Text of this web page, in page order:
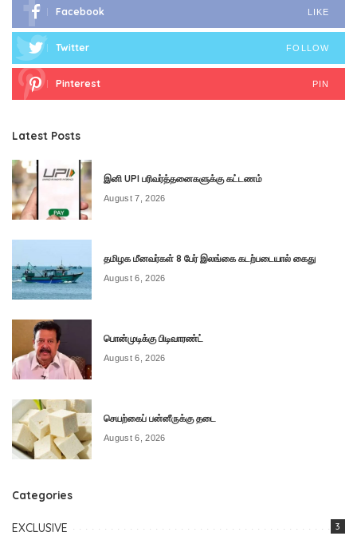
Facebook LIKE
Twitter FOLLOW
Pinterest PIN
Latest Posts
இனி UPI பரிவர்த்தனைகளுக்கு கட்டணம்
August 7, 2026
தமிழக மீனவர்கள் 8 பேர் இலங்கை கடற்படையால் கைது
August 6, 2026
பொன்முடிக்கு பிடிவாரண்ட்
August 6, 2026
செயற்கைப் பன்னீருக்கு தடை
August 6, 2026
Categories
EXCLUSIVE 3